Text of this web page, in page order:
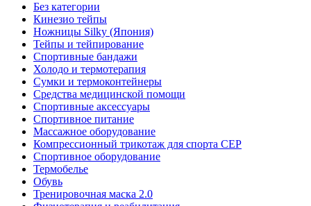
Без категории
Кинезио тейпы
Ножницы Silky (Япония)
Тейпы и тейпирование
Спортивные бандажи
Холодо и термотерапия
Сумки и термоконтейнеры
Средства медицинской помощи
Спортивные аксессуары
Спортивное питание
Массажное оборудование
Компрессионный трикотаж для спорта СЕР
Спортивное оборудование
Термобелье
Обувь
Тренировочная маска 2.0